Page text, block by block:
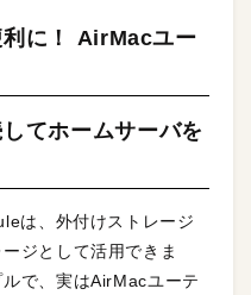
に！ AirMacユー
てホームサーバを
は、外付けストレージ
ジとして活用できま
で、実はAirMacユーテ